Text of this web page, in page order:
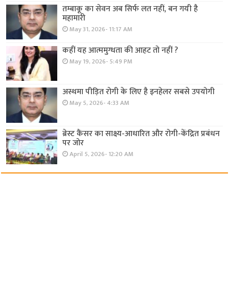
तम्बाकू का सेवन अब सिर्फ लत नहीं, बन गयी है
महामारी
May 31, 2026- 11:17 AM
कहीं यह आत्ममुग्धता की आहट तो नहीं ?
May 19, 2026- 5:49 PM
अस्थमा पीड़ित रोगी के लिए है इनहेलर सबसे उपयोगी
May 5, 2026- 4:33 AM
ब्रेस्ट कैंसर का साक्ष्य-आधारित और रोगी-केंद्रित प्रबंधन
पर जोर
April 5, 2026- 12:20 AM